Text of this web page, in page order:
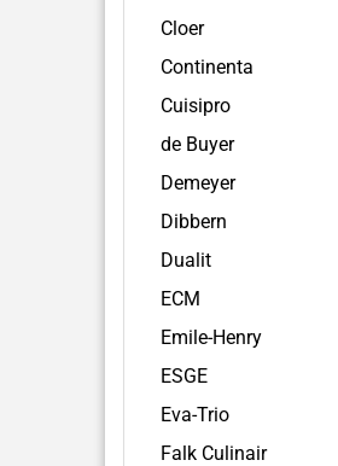
Cloer
Continenta
Cuisipro
de Buyer
Demeyer
Dibbern
Dualit
ECM
Emile-Henry
ESGE
Eva-Trio
Falk Culinair